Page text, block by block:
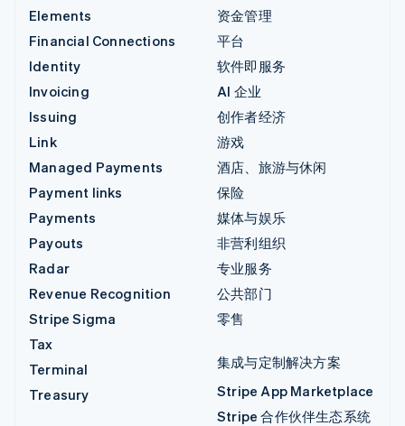
Elements
Financial Connections
Identity
Invoicing
Issuing
Link
Managed Payments
Payment links
Payments
Payouts
Radar
Revenue Recognition
Stripe Sigma
Tax
Terminal
Treasury
资金管理
平台
软件即服务
AI 企业
创作者经济
游戏
酒店、旅游与休闲
保险
媒体与娱乐
非营利组织
专业服务
公共部门
零售
集成与定制解决方案
Stripe App Marketplace
Stripe 合作伙伴生态系统